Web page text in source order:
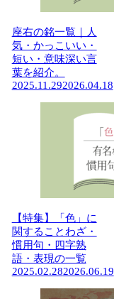
座右の銘一覧｜人
気・かっこいい・
短い・意味深い言
葉を紹介。
2025.11.292026.04.18
【特集】「色」に
関することわざ・
慣用句・四字熟
語・表現の一覧
2025.02.282026.06.19